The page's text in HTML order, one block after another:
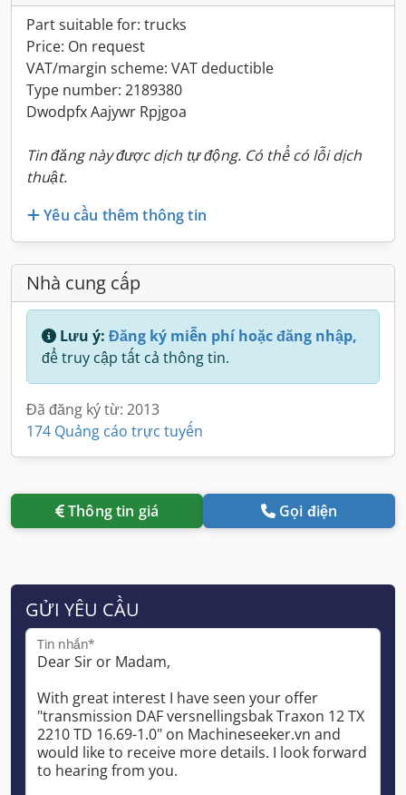
Part suitable for: trucks
Price: On request
VAT/margin scheme: VAT deductible
Type number: 2189380
Dwodpfx Aajywr Rpjgoa
Tin đăng này được dịch tự động. Có thể có lỗi dịch
thuật.
Yêu cầu thêm thông tin
Nhà cung cấp
Lưu ý: Đăng ký miễn phí hoặc đăng nhập,
để truy cập tất cả thông tin.
Đã đăng ký từ: 2013
174 Quảng cáo trực tuyến
Thông tin giá Gọi điện
GỬI YÊU CẦU
Tin nhắn*